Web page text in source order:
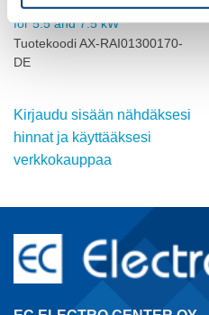
AC input reactor, 17 A, 1.3 mH,
for 5.5 and 7.5 kW
Tuotekoodi AX-RAI01300170-
DE
Kirjaudu sisään nähdäksesi
hinnat ja käyttääksesi
verkkokauppaa